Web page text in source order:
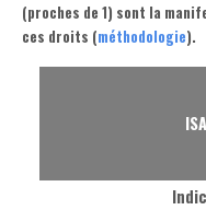
(proches de 1) sont la
ces droits (méthodologie).